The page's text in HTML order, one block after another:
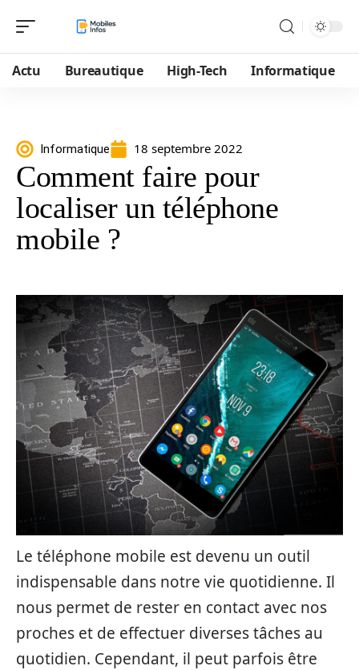
Actu Bureautique High-Tech Informatique
Informatique 18 septembre 2022
Comment faire pour
localiser un téléphone
mobile ?
Le téléphone mobile est devenu un outil
indispensable dans notre vie quotidienne. Il
nous permet de rester en contact avec nos
proches et de effectuer diverses tâches au
quotidien. Cependant, il peut parfois être